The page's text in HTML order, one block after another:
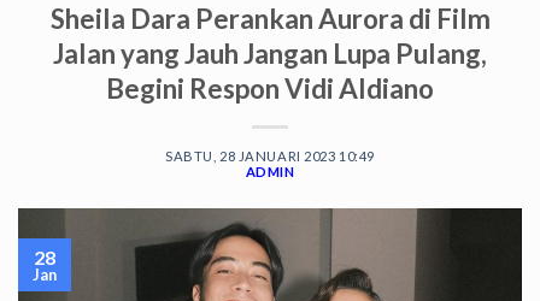
Sheila Dara Perankan Aurora di Film
Jalan yang Jauh Jangan Lupa Pulang,
Begini Respon Vidi Aldiano
SABTU, 28 JANUARI 2023 10:49
ADMIN
28
Jan